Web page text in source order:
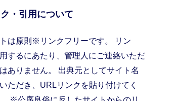
ク・引用について
は原則※リンクフリーです。 リン
するにあたり、管理人にご連絡いただ
ありません。 出典元としてサイト名
ただき、URLリンクを貼り付けてく